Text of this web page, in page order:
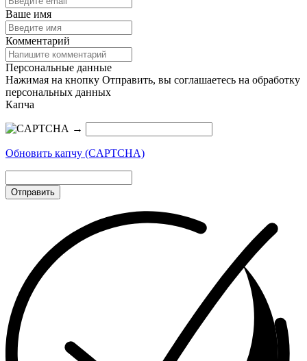
Ваше имя
Комментарий
Персональные данные
Нажимая на кнопку Отправить, вы соглашаетесь на обработку
персональных данных
Капча
→
Обновить капчу (CAPTCHA)
Отправить